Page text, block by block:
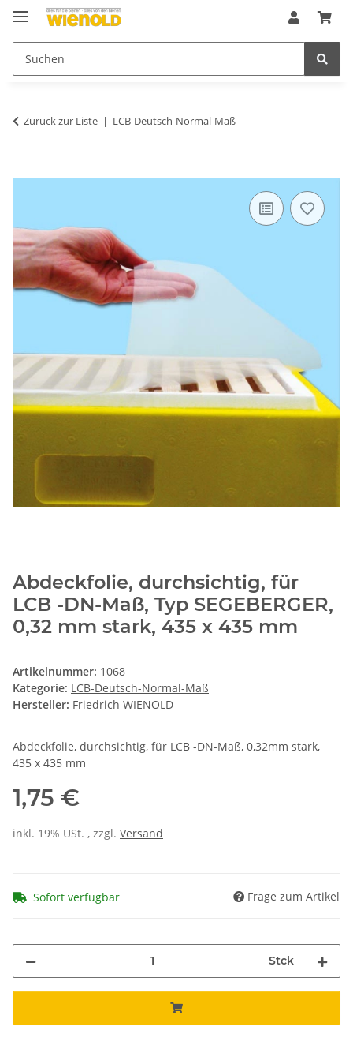
Zurück zur Liste LCB-Deutsch-Normal-Maß
Abdeckfolie, durchsichtig, für
LCB -DN-Maß, Typ SEGEBERGER,
0,32 mm stark, 435 x 435 mm
Artikelnummer: 1068
Kategorie: LCB-Deutsch-Normal-Maß
Hersteller: Friedrich WIENOLD
Abdeckfolie, durchsichtig, für LCB -DN-Maß, 0,32mm stark,
435 x 435 mm
1,75 €
inkl. 19% USt. , zzgl. Versand
Sofort verfügbar Frage zum Artikel
Stck